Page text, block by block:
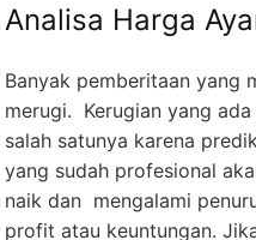
Analisa Harga
Banyak pemberitaan yang
merugi. Kerugian yang
salah satunya karena
yang sudah profesional
naik dan mengalami
profit atau keuntungan.